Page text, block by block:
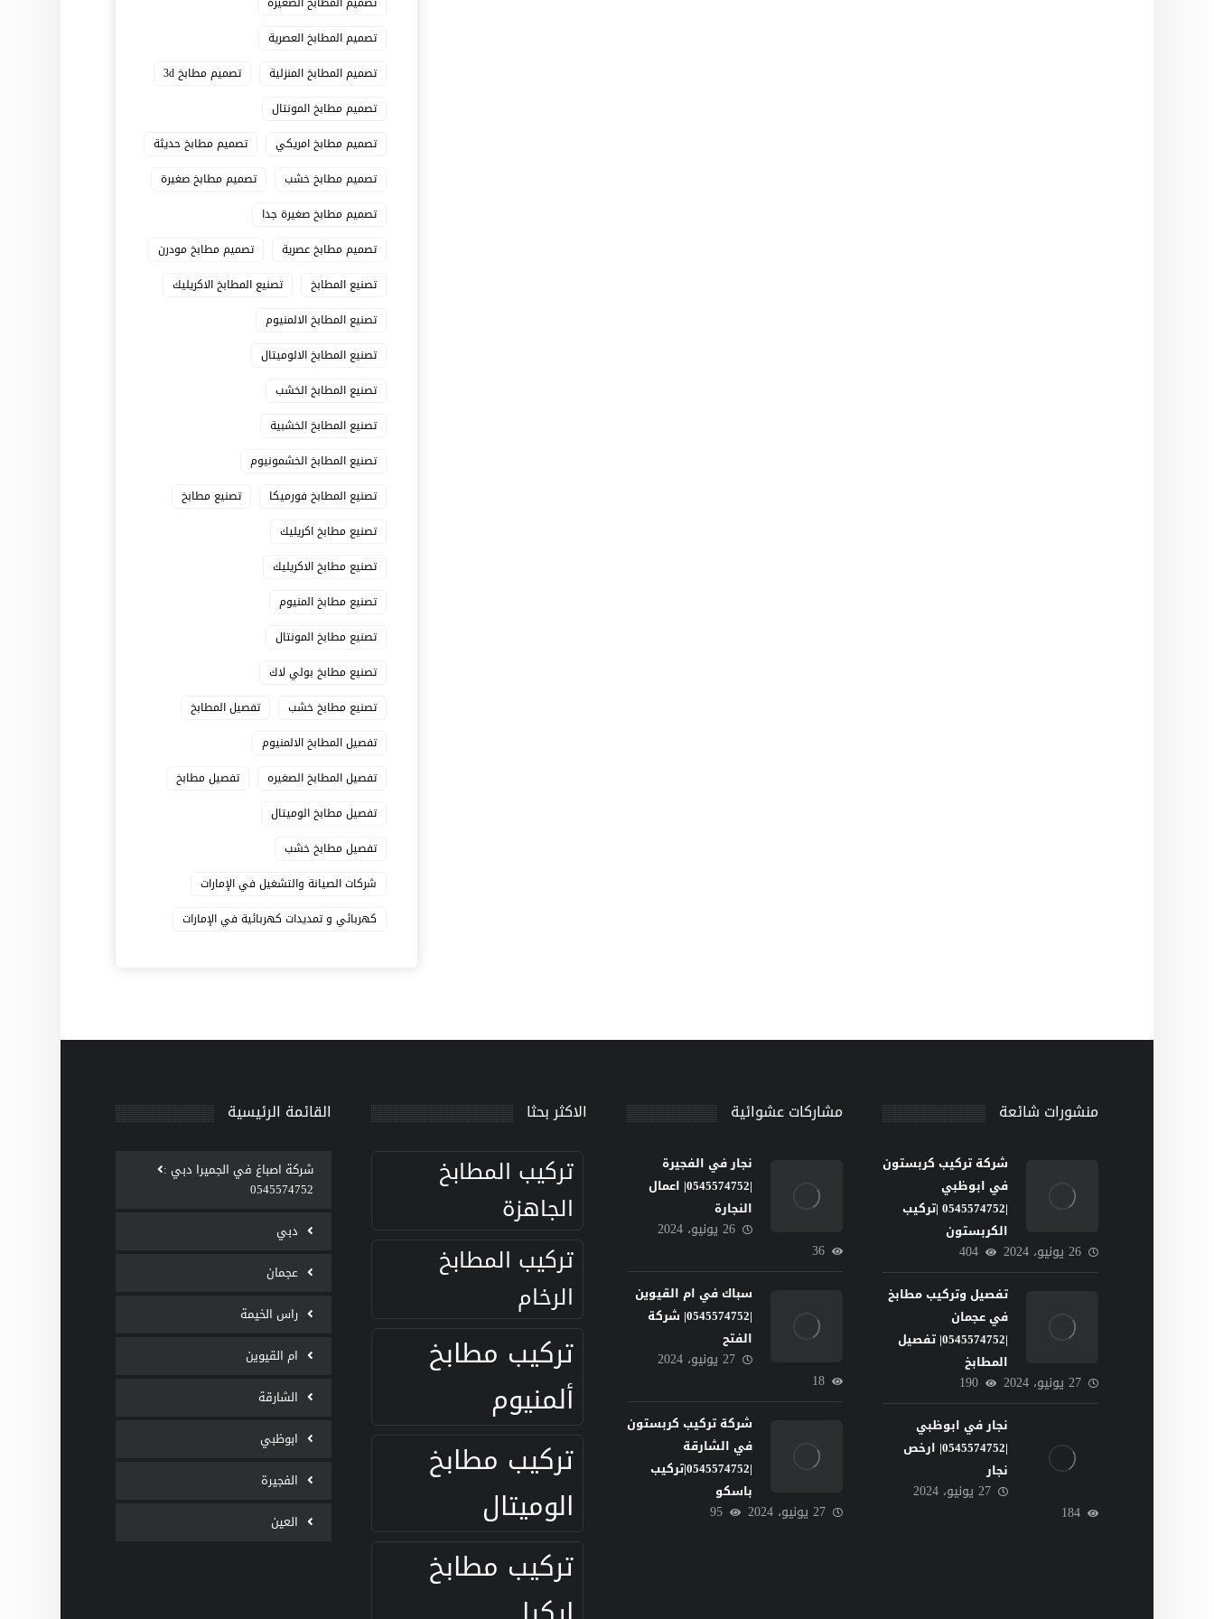
تصميم المطابخ العصرية
تصميم المطابخ المنزلية
تصميم مطابخ 3d
تصميم مطابخ المونتال
تصميم مطابخ امريكي
تصميم مطابخ حديثة
تصميم مطابخ خشب
تصميم مطابخ صغيرة
تصميم مطابخ صغيرة جدا
تصميم مطابخ عصرية
تصميم مطابخ مودرن
تصنيع المطابخ
تصنيع المطابخ الاكريليك
تصنيع المطابخ الالمنيوم
تصنيع المطابخ الالوميتال
تصنيع المطابخ الخشب
تصنيع المطابخ الخشبية
تصنيع المطابخ الخشمونيوم
تصنيع المطابخ فورميكا
تصنيع مطابخ
تصنيع مطابخ اكريليك
تصنيع مطابخ الاكريليك
تصنيع مطابخ المنيوم
تصنيع مطابخ المونتال
تصنيع مطابخ بولي لاك
تصنيع مطابخ خشب
تفصيل المطابخ
تفصيل المطابخ الالمنيوم
تفصيل المطابخ الصغيره
تفصيل مطابخ
تفصيل مطابخ الوميتال
تفصيل مطابخ خشب
شركات الصيانة والتشغيل في الإمارات
كهربائي و تمديدات كهربائية في الإمارات
منشورات شائعة
شركة تركيب كربستون
في ابوظبي
|0545574752 |تركيب
الكربستون
26 يونيو، 2024 404
تفصيل وتركيب مطابخ
في عجمان
|0545574752| تفصيل
المطابخ
27 يونيو، 2024 190
نجار في ابوظبي
|0545574752| ارخص
نجار
27 يونيو، 2024
184
مشاركات عشوائية
نجار في الفجيرة
|0545574752| اعمال
النجارة
26 يونيو، 2024
36
سباك في ام القيوين
|0545574752| شركة
الفتح
27 يونيو، 2024
18
شركة تركيب كربستون
في الشارقة
|0545574752|تركيب
باسكو
27 يونيو، 2024 95
الاكثر بحثا
تركيب المطابخ
الجاهزة
تركيب المطابخ
الرخام
تركيب مطابخ
ألمنيوم
تركيب مطابخ
الوميتال
تركيب مطابخ
القائمة الرئيسية
‫شركة اصباغ في الجميرا دبي :
0545574752
دبي
عجمان
راس الخيمة
ام القيوين
الشارقة
ابوظبي
الفجيرة
العين